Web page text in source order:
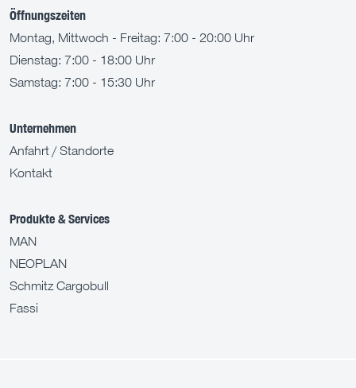
Öffnungszeiten
Montag, Mittwoch - Freitag: 7:00 - 20:00 Uhr
Dienstag: 7:00 - 18:00 Uhr
Samstag: 7:00 - 15:30 Uhr
Unternehmen
Anfahrt / Standorte
Kontakt
Produkte & Services
MAN
NEOPLAN
Schmitz Cargobull
Fassi